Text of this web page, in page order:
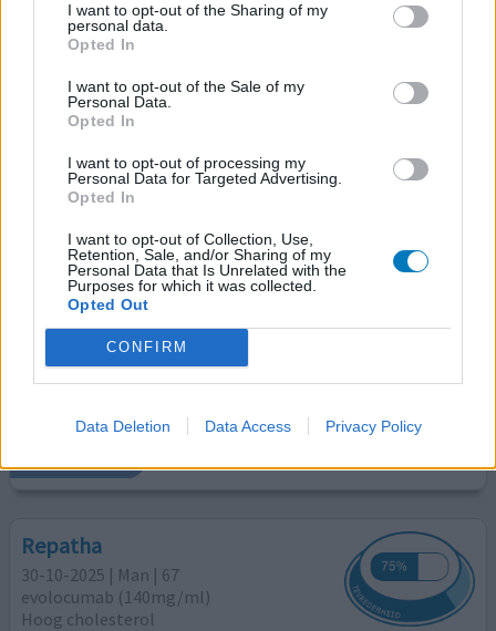
I want to opt-out of the Sharing of my
personal data.
Opted In
I want to opt-out of the Sale of my
Personal Data.
Opted In
I want to opt-out of processing my
Personal Data for Targeted Advertising.
Opted In
I want to opt-out of Collection, Use,
Retention, Sale, and/or Sharing of my
Personal Data that Is Unrelated with the
Purposes for which it was collected.
Opted Out
CONFIRM
Data Deletion Data Access Privacy Policy
Repatha
07-12-2025 | Man | 74
Hoog cholesterol
Effectiviteit
Hoeveelheid bijwerkingen
Bijwerkingen
diarree
overal spierpijn vermoeidheid
slapeloosheid
hoofdpijn in achterhoofd
hoog golesterol maar hier over bestaan ook veel
Repatha
30-10-2025 | Man | 67
evolocumab (140mg/ml)
Hoog cholesterol